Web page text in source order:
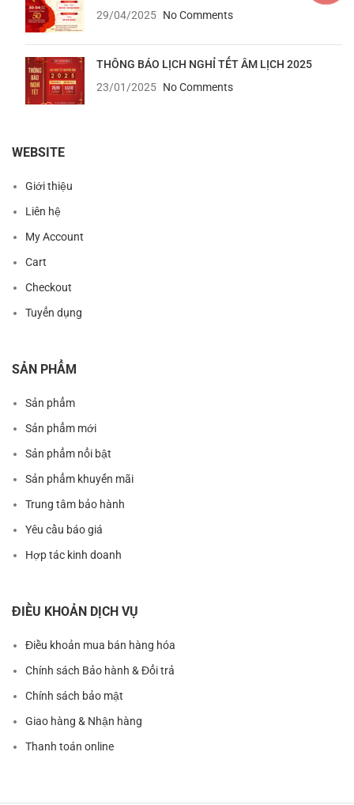
29/04/2025 No Comments
THÔNG BÁO LỊCH NGHỈ TẾT ÂM LỊCH 2025
23/01/2025 No Comments
WEBSITE
Giới thiệu
Liên hệ
My Account
Cart
Checkout
Tuyển dụng
SẢN PHẨM
Sản phẩm
Sản phẩm mới
Sản phẩm nổi bật
Sản phẩm khuyến mãi
Trung tâm bảo hành
Yêu cầu báo giá
Hợp tác kinh doanh
ĐIỀU KHOẢN DỊCH VỤ
Điều khoản mua bán hàng hóa
Chính sách Bảo hành & Đổi trả
Chính sách bảo mật
Giao hàng & Nhận hàng
Thanh toán online